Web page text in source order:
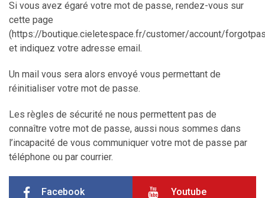
Si vous avez égaré votre mot de passe, rendez-vous sur
cette page
(https://boutique.cieletespace.fr/customer/account/
et indiquez votre adresse email.
Un mail vous sera alors envoyé vous permettant de
réinitialiser votre mot de passe.
Les règles de sécurité ne nous permettent pas de
connaître votre mot de passe, aussi nous sommes dans
l’incapacité de vous communiquer votre mot de passe par
téléphone ou par courrier.
Facebook Youtube